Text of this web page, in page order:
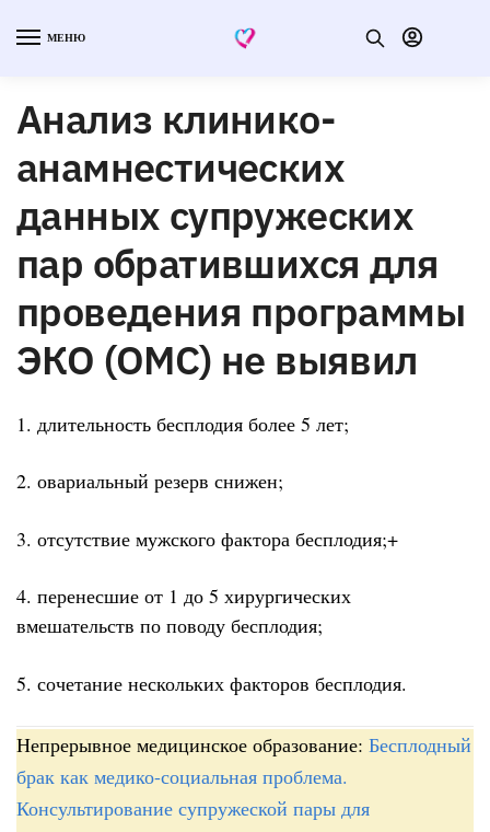
МЕНЮ
Анализ клинико-
анамнестических
данных супружеских
пар обратившихся для
проведения программы
ЭКО (ОМС) не выявил
1. длительность бесплодия более 5 лет;
2. овариальный резерв снижен;
3. отсутствие мужского фактора бесплодия;+
4. перенесшие от 1 до 5 хирургических
вмешательств по поводу бесплодия;
5. сочетание нескольких факторов бесплодия.
Непрерывное медицинское образование: Бесплодный
брак как медико-социальная проблема.
Консультирование супружеской пары для